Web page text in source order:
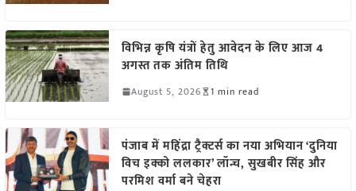
विभिन्न कृषि यंत्रों हेतु आवेदन के लिए आज 4
अगस्त तक अंतिम तिथि
August 5, 2026 1 min read
पंजाब में महिंद्रा ट्रैक्टर्स का नया अभियान ‘दुनिया
विच इक्को ललकार’ लॉन्च, सुखबीर सिंह और
परमिश वर्मा बने चेहरा